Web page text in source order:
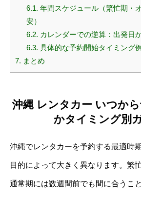
6.1. 年間スケジュール（繁忙期・
安）
6.2. カレンダーでの逆算：出発日
6.3. 具体的な予約開始タイミング
7. まとめ
沖縄 レンタカー いつか
かタイミング別
沖縄でレンタカーを予約する最適時
目的によって大きく異なります。繁
通常期には数週間前でも間に合うこ